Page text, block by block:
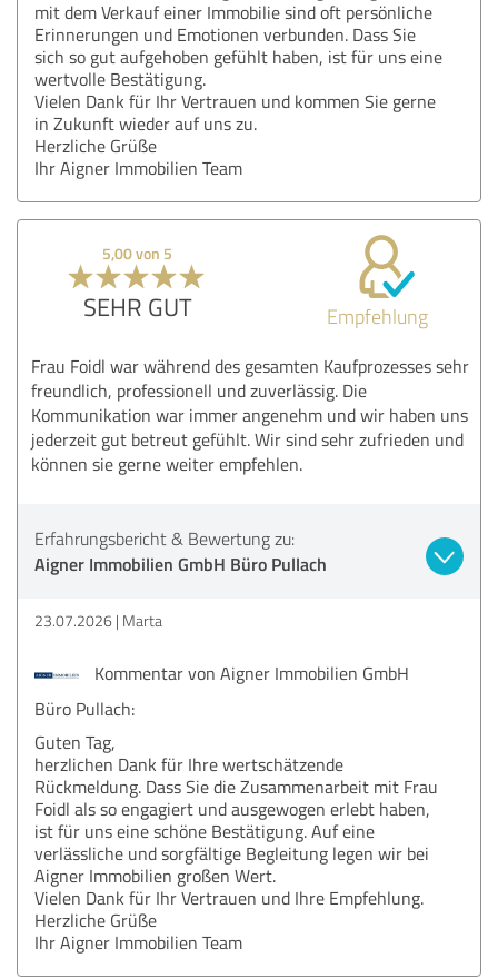
mit dem Verkauf einer Immobilie sind oft persönliche
Erinnerungen und Emotionen verbunden. Dass Sie
sich so gut aufgehoben gefühlt haben, ist für uns eine
wertvolle Bestätigung.
Vielen Dank für Ihr Vertrauen und kommen Sie gerne
in Zukunft wieder auf uns zu.
Herzliche Grüße
Ihr Aigner Immobilien Team
5,00 von 5
SEHR GUT Empfehlung
Frau Foidl war während des gesamten Kaufprozesses sehr
freundlich, professionell und zuverlässig. Die
Kommunikation war immer angenehm und wir haben uns
jederzeit gut betreut gefühlt. Wir sind sehr zufrieden und
können sie gerne weiter empfehlen.
Erfahrungsbericht & Bewertung zu:
Aigner Immobilien GmbH Büro Pullach
23.07.2026 Marta
Kommentar von Aigner Immobilien GmbH
Büro Pullach:
Guten Tag,
herzlichen Dank für Ihre wertschätzende
Rückmeldung. Dass Sie die Zusammenarbeit mit Frau
Foidl als so engagiert und ausgewogen erlebt haben,
ist für uns eine schöne Bestätigung. Auf eine
verlässliche und sorgfältige Begleitung legen wir bei
Aigner Immobilien großen Wert.
Vielen Dank für Ihr Vertrauen und Ihre Empfehlung.
Herzliche Grüße
Ihr Aigner Immobilien Team